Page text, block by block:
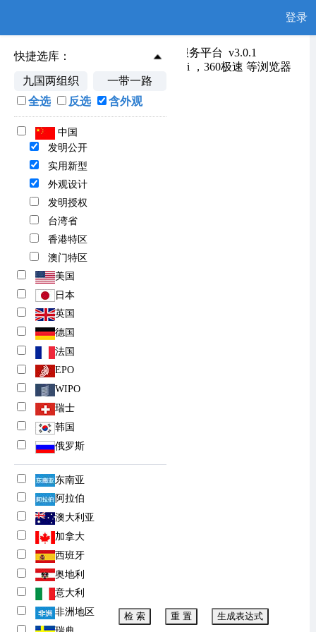
登录
快捷选库：
九国两组织
一带一路
全选
反选 含外观
中国
发明公开
实用新型
外观设计
发明授权
台湾省
香港特区
澳门特区
美国
日本
英国
德国
法国
EPO
WIPO
瑞士
韩国
俄罗斯
东南亚
阿拉伯
澳大利亚
加拿大
西班牙
奥地利
意大利
非洲地区
检 索 重 置 生成表达式
韶关市知识产权信息公共服务平台 v3.0.1
浏览器支持：谷歌 ，火狐 ，safari ，360极速 等浏览器